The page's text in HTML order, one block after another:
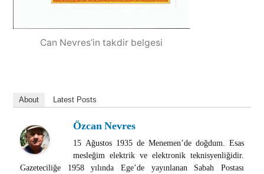
Can Nevres’in takdir belgesi
About Latest Posts
Özcan Nevres
15 Ağustos 1935 de Menemen’de doğdum. Esas
mesleğim elektrik ve elektronik teknisyenliğidir.
Gazeteciliğe 1958 yılında Ege’de yayınlanan Sabah Postası